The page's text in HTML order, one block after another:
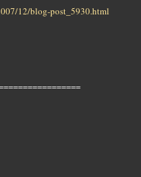
12/blog-post_5930.html